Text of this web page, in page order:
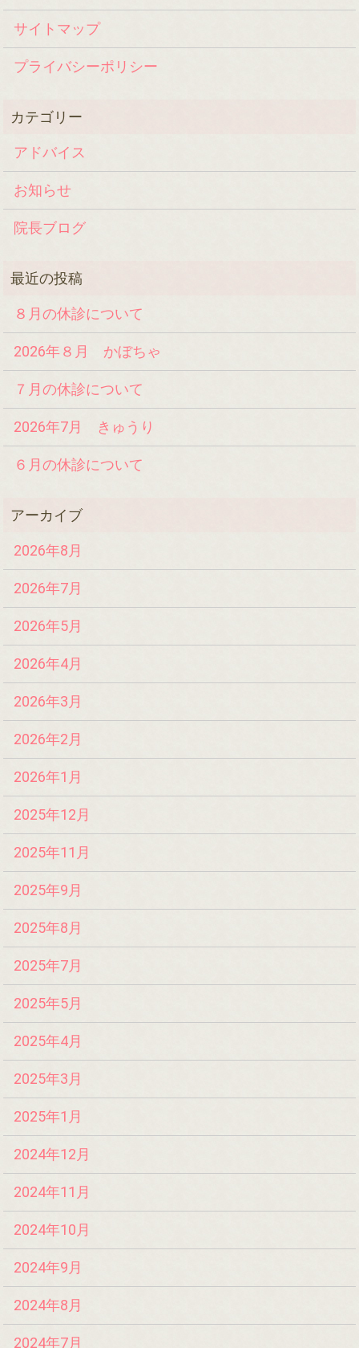
サイトマップ
プライバシーポリシー
アドバイス
お知らせ
院長ブログ
８月の休診について
2026年８月 かぼちゃ
７月の休診について
2026年7月 きゅうり
６月の休診について
2026年8月
2026年7月
2026年5月
2026年4月
2026年3月
2026年2月
2026年1月
2025年12月
2025年11月
2025年9月
2025年8月
2025年7月
2025年5月
2025年4月
2025年3月
2025年1月
2024年12月
2024年11月
2024年10月
2024年9月
2024年8月
2024年7月